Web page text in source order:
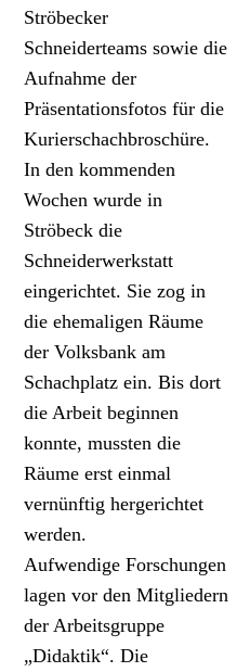
Ströbecker
Schneiderteams sowie die
Aufnahme der
Präsentationsfotos für die
Kurierschachbroschüre.
In den kommenden
Wochen wurde in
Ströbeck die
Schneiderwerkstatt
eingerichtet. Sie zog in
die ehemaligen Räume
der Volksbank am
Schachplatz ein. Bis dort
die Arbeit beginnen
konnte, ­mussten die
Räume erst einmal
vernünftig hergerichtet
werden.
Aufwendige Forschungen
lagen vor den Mitgliedern
der Arbeitsgruppe
„Didaktik“. Die